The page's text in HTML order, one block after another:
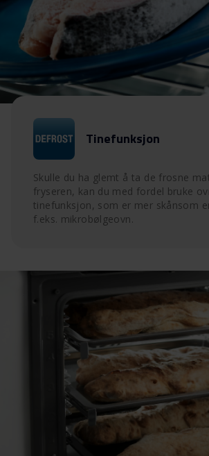
Tinefunksjon
Skulle du ha glemt å ta de frosne
fryseren, kan du med fordel bruke
tinefunksjon, som er mer skånsom
f.eks. mikrobølgeovn.